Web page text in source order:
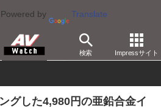
Powered by Translate
検索 Impressサイト
ォン その他
グした4,980円の亜鉛合金イ